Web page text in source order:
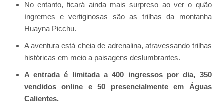
No entanto, ficará ainda mais surpreso ao ver o quão
íngremes e vertiginosas são as trilhas da montanha
Huayna Picchu.
A aventura está cheia de adrenalina, atravessando trilhas
históricas em meio a paisagens deslumbrantes.
A entrada é limitada a 400 ingressos por dia, 350
vendidos online e 50 presencialmente em Águas
Calientes.